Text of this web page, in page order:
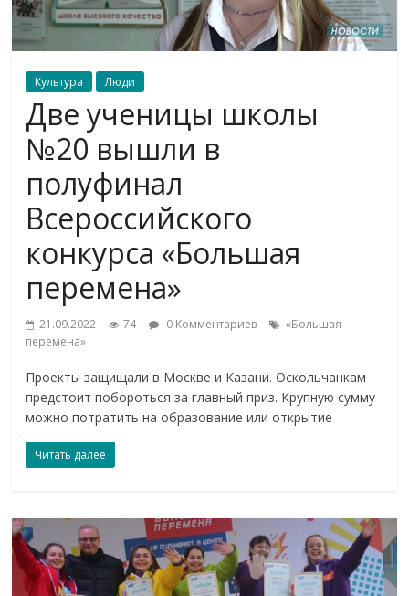
Культура Люди
Две ученицы школы
№20 вышли в
полуфинал
Всероссийского
конкурса «Большая
перемена»
21.09.2022 74 0 Комментариев
«Большая
перемена»
Проекты защищали в Москве и Казани. Оскольчанкам
предстоит побороться за главный приз. Крупную сумму
можно потратить на образование или открытие
Читать далее